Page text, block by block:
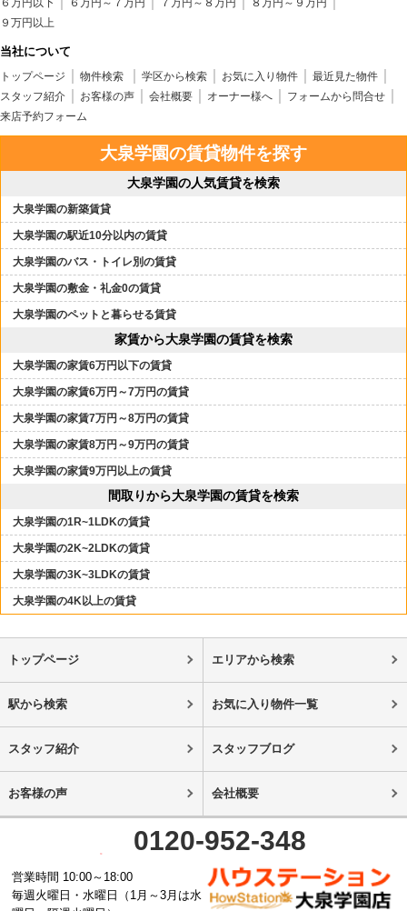
６万円以下 ６万円～７万円 ７万円～８万円
８万円～９万円
９万円以上
当社について
トップページ 物件検索 学区から検索 お気に入り物件
最近見た物件
スタッフ紹介
お客様の声 会社概要 オーナー様へ
フォームから問合せ
来店予約フォーム
大泉学園の賃貸物件を探す
大泉学園の人気賃貸を検索
大泉学園の新築賃貸
大泉学園の駅近10分以内の賃貸
大泉学園のバス・トイレ別の賃貸
大泉学園の敷金・礼金0の賃貸
大泉学園のペットと暮らせる賃貸
家賃から大泉学園の賃貸を検索
大泉学園の家賃6万円以下の賃貸
大泉学園の家賃6万円～7万円の賃貸
大泉学園の家賃7万円～8万円の賃貸
大泉学園の家賃8万円～9万円の賃貸
大泉学園の家賃9万円以上の賃貸
間取りから大泉学園の賃貸を検索
大泉学園の1R~1LDKの賃貸
大泉学園の2K~2LDKの賃貸
大泉学園の3K~3LDKの賃貸
大泉学園の4K以上の賃貸
トップページ エリアから検索
駅から検索 お気に入り物件一覧
スタッフ紹介 スタッフブログ
お客様の声 会社概要
0120-952-348
営業時間 10:00～18:00
毎週火曜日・水曜日（1月～3月は水